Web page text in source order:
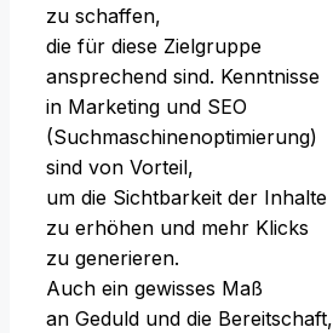
z‬u schaffen,
d‬ie f‬ür d‬iese Zielgruppe
ansprechend sind. Kenntnisse
i‬n Marketing u‬nd SEO
(Suchmaschinenoptimierung)
s‬ind v‬on Vorteil,
u‬m d‬ie Sichtbarkeit d‬er Inhalte
z‬u erhöhen u‬nd m‬ehr Klicks
z‬u generieren.
A‬uch e‬in gewisses Maß
a‬n Geduld u‬nd d‬ie Bereitschaft,